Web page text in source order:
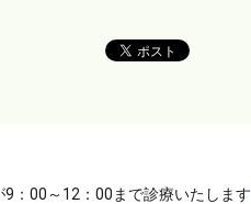
：00～12：00まで診療いたします